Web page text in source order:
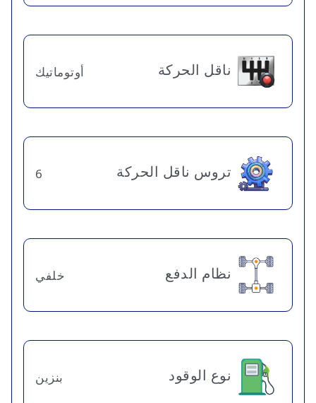
ناقل الحركة أوتوماتيك
تروس ناقل الحركة 6
نظام الدفع خلفي
نوع الوقود بنزين